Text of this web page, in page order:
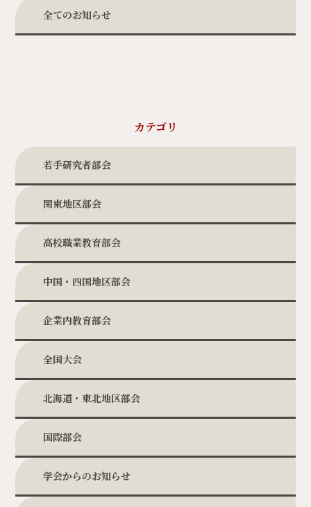
全てのお知らせ
カテゴリ
若手研究者部会
関東地区部会
高校職業教育部会
中国・四国地区部会
企業内教育部会
全国大会
北海道・東北地区部会
国際部会
学会からのお知らせ